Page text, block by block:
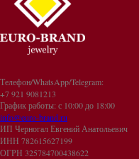
Телефон/WhatsApp/Telegram:
+7 921 9081213
График работы: с 10:00 до 18:00
info@euro-brand.ru
ИП Черногал Евгений Анатольевич
ИНН 782615627199
ОГРН 325784700438622